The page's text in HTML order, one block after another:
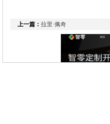
上一篇： 拉里·佩奇